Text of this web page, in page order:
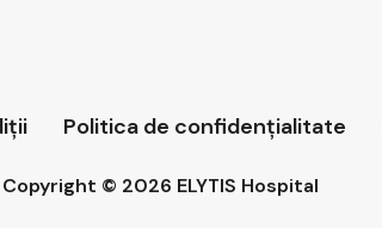
Politica de confidențialitate
Copyright © 2026 ELYTIS Hospital